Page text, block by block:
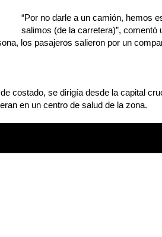
“Por no darle a un camión, hemos
salimos (de la carretera)”, comentó
los pasajeros salieron por un
costado, se dirigía desde la capital
en un centro de salud de la zona.